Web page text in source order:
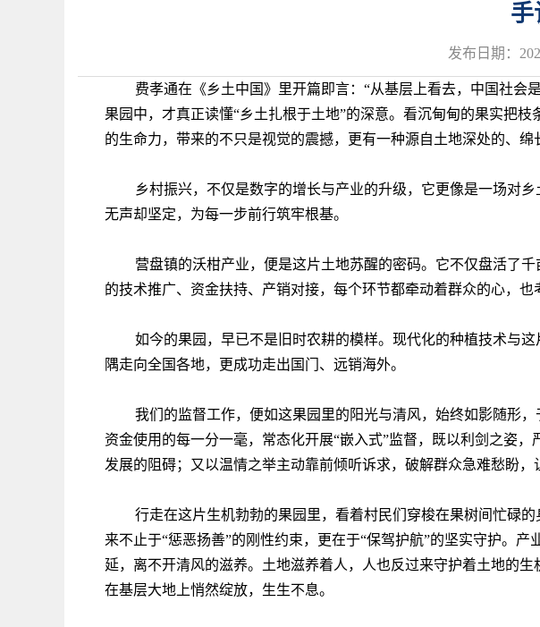
手
发布日期：
费孝通在《乡土中国》里开篇即言：“从基层上看去，中国社
果园中，才真正读懂“乡土扎根于土地”的深意。看沉甸甸的果实把
的生命力，带来的不只是视觉的震撼，更有一种源自土地深处的、绵
乡村振兴，不仅是数字的增长与产业的升级，它更像是一场对
无声却坚定，为每一步前行筑牢根基。
营盘镇的沃柑产业，便是这片土地苏醒的密码。它不仅盘活了
的技术推广、资金扶持、产销对接，每个环节都牵动着群众的心，
如今的果园，早已不是旧时农耕的模样。现代化的种植技术与
隅走向全国各地，更成功走出国门、远销海外。
我们的监督工作，便如这果园里的阳光与清风，始终如影随形
资金使用的每一分一毫，常态化开展“嵌入式”监督，既以利剑之姿
发展的阻碍；又以温情之举主动靠前倾听诉求，破解群众急难愁盼，
行走在这片生机勃勃的果园里，看着村民们穿梭在果树间忙碌
来不止于“惩恶扬善”的刚性约束，更在于“保驾护航”的坚实守护。
延，离不开清风的滋养。土地滋养着人，人也反过来守护着土地的
在基层大地上悄然绽放，生生不息。